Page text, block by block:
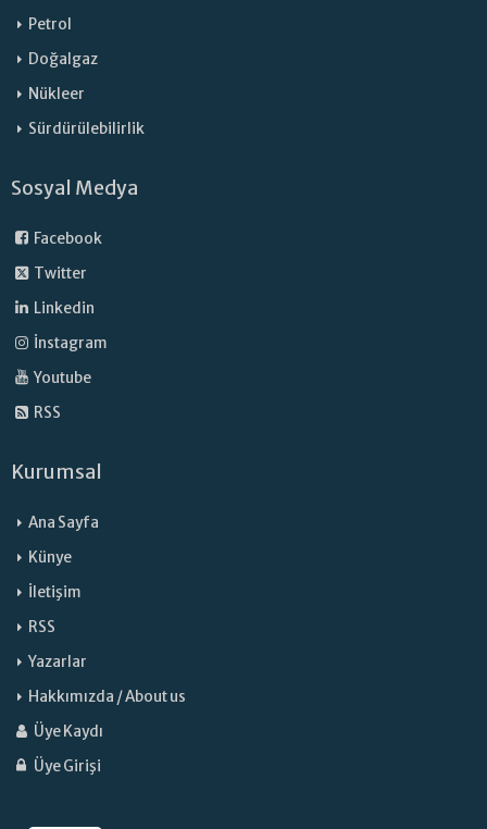
Petrol
Doğalgaz
Nükleer
Sürdürülebilirlik
Sosyal Medya
Facebook
Twitter
Linkedin
İnstagram
Youtube
RSS
Kurumsal
Ana Sayfa
Künye
İletişim
RSS
Yazarlar
Hakkımızda / About us
Üye Kaydı
Üye Girişi